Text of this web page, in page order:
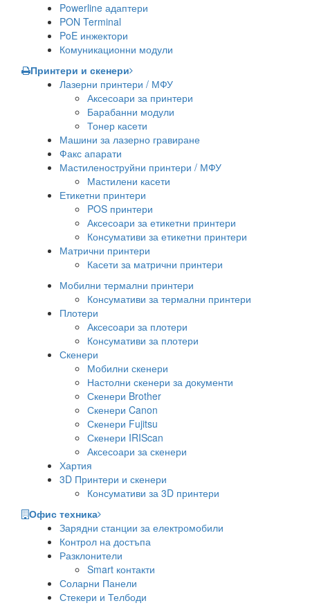
Powerline адаптери
PON Terminal
PoE инжектори
Комуникационни модули
Принтери и скенери
Лазерни принтери / МФУ
Аксесоари за принтери
Барабанни модули
Тонер касети
Машини за лазерно гравиране
Факс апарати
Мастиленоструйни принтери / МФУ
Мастилени касети
Етикетни принтери
POS принтери
Аксесоари за етикетни принтери
Консумативи за етикетни принтери
Матрични принтери
Касети за матрични принтери
Мобилни термални принтери
Консумативи за термални принтери
Плотери
Аксесоари за плотери
Консумативи за плотери
Скенери
Мобилни скенери
Настолни скенери за документи
Скенери Brother
Скенери Canon
Скенери Fujitsu
Скенери IRIScan
Аксесоари за скенери
Хартия
3D Принтери и скенери
Консумативи за 3D принтери
Офис техника
Зарядни станции за електромобили
Контрол на достъпа
Разклонители
Smart контакти
Соларни Панели
Стекери и Телбоди